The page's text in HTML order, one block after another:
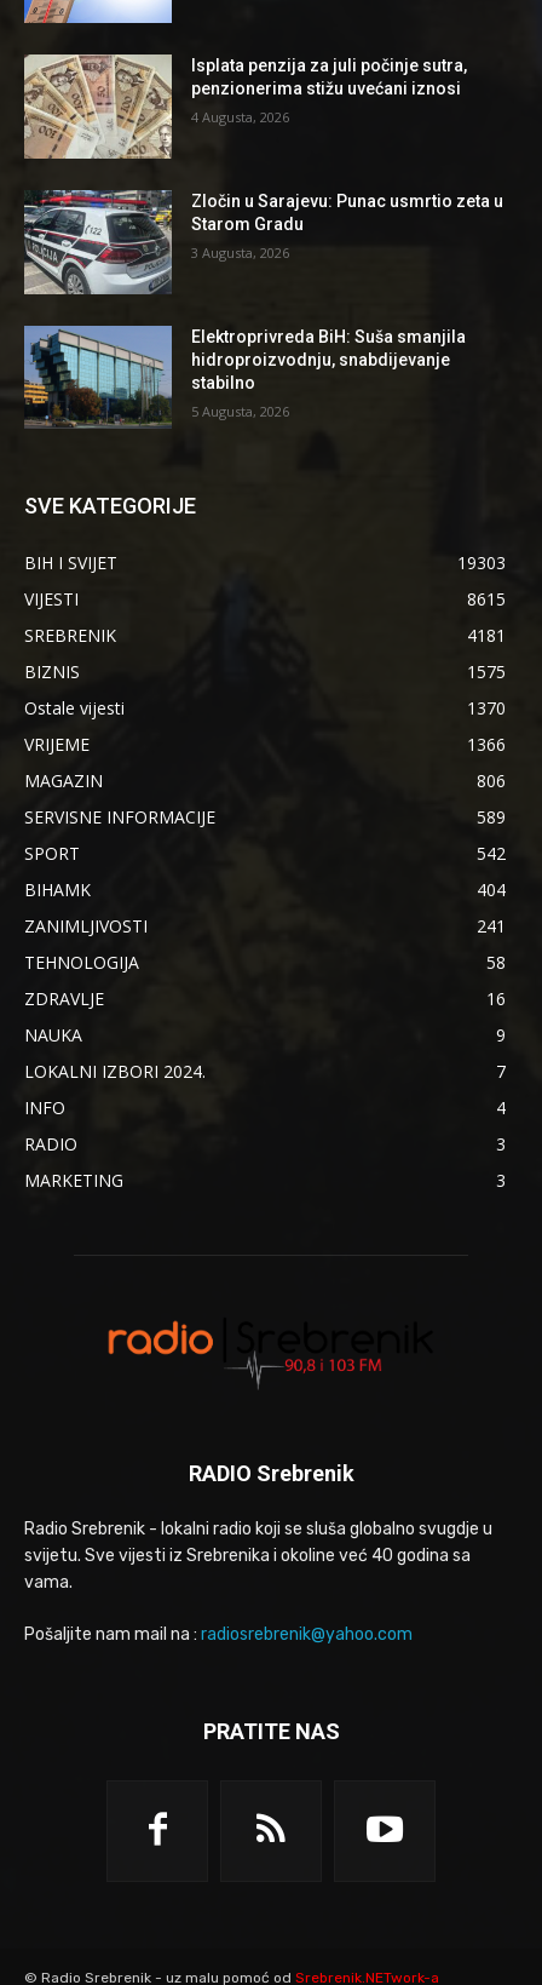
Isplata penzija za juli počinje sutra,
penzionerima stižu uvećani iznosi
4 Augusta, 2026
Zločin u Sarajevu: Punac usmrtio zeta u
Starom Gradu
3 Augusta, 2026
Elektroprivreda BiH: Suša smanjila
hidroproizvodnju, snabdijevanje
stabilno
5 Augusta, 2026
SVE KATEGORIJE
BIH I SVIJET
19303
VIJESTI
8615
SREBRENIK
4181
BIZNIS
1575
Ostale vijesti
1370
VRIJEME
1366
MAGAZIN
806
SERVISNE INFORMACIJE
589
SPORT
542
BIHAMK
404
ZANIMLJIVOSTI
241
TEHNOLOGIJA
58
ZDRAVLJE
16
NAUKA
9
LOKALNI IZBORI 2024.
7
INFO
4
RADIO
3
MARKETING
3
RADIO Srebrenik
Radio Srebrenik - lokalni radio koji se sluša globalno svugdje u
svijetu. Sve vijesti iz Srebrenika i okoline već 40 godina sa
vama.
Pošaljite nam mail na : radiosrebrenik@yahoo.com
PRATITE NAS
© Radio Srebrenik - uz malu pomoć od Srebrenik.NETwork-a